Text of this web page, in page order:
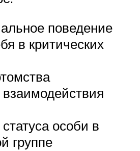
поведение
в критических
взаимодействия
особи в
группе